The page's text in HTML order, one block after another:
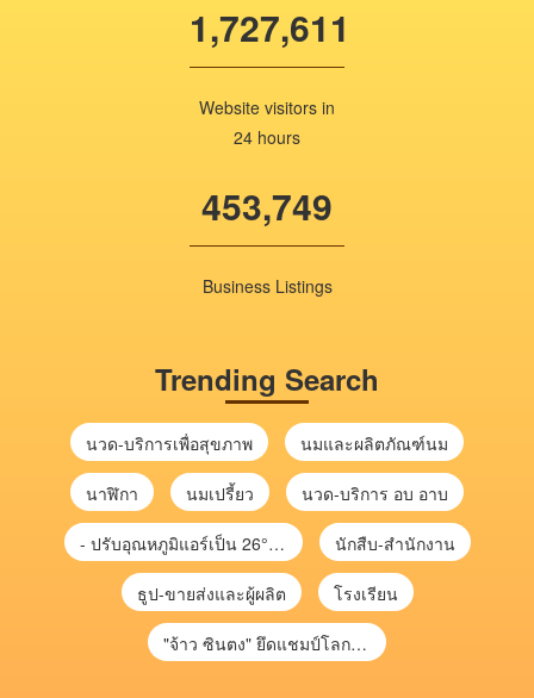
1,727,611
Website visitors in
24 hours
453,749
Business Listings
Trending Search
นวด-บริการเพื่อสุขภาพ นมและผลิตภัณฑ์นม
นาฬิกา นมเปรี้ยว นวด-บริการ อบ อาบ
- ปรับอุณหภูมิแอร์เป็น 26°C ช่วยลดไฟฟ้าได้ จะช่วยลดค่าไฟประมาณ 10% นักสืบ-สำนักงาน
ธูป-ขายส่งและผู้ผลิต โรงเรียน
"จ้าว ซินตง" ยึดแชมป์โลกสนุกเกอร์ จารึกประวัติศาสตร์คนแรกเอเชีย